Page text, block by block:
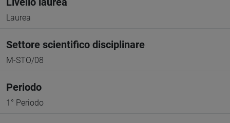
Laurea
Settore scientifico disciplinare
M-STO/08
Periodo
1° Periodo